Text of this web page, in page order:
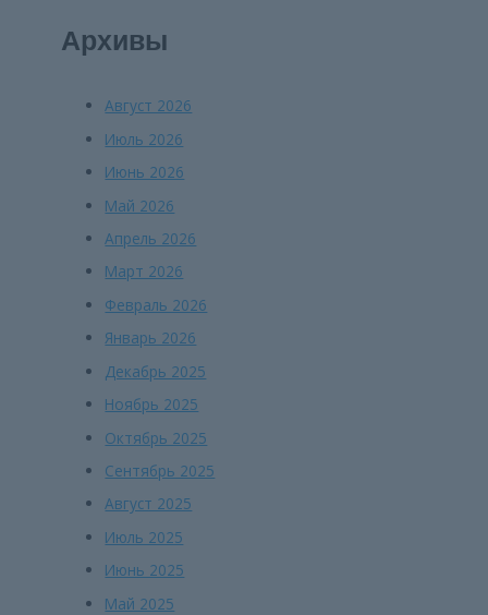
Архивы
Август 2026
Июль 2026
Июнь 2026
Май 2026
Апрель 2026
Март 2026
Февраль 2026
Январь 2026
Декабрь 2025
Ноябрь 2025
Октябрь 2025
Сентябрь 2025
Август 2025
Июль 2025
Июнь 2025
Май 2025